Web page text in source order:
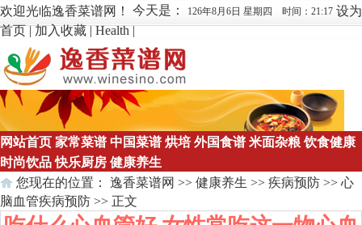
欢迎光临逸香菜谱网！ 今天是： 126年8月6日 星期四 时间：21:17 设为
首页|加入收藏|Health|
网站首页 家常菜谱 中国菜谱 烘培 外国食谱 米面杂粮 饮食健康
时尚饮品 快乐厨房 健康养生
您现在的位置： 逸香菜谱网 >> 健康养生 >> 疾病预防 >> 心
脑血管疾病预防 >> 正文